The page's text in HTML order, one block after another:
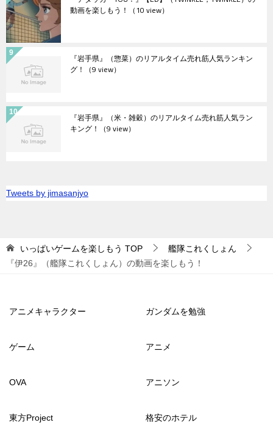
動画を楽しもう！ （10 view）
『岩手県』（惣菜）のリアルタイム売れ筋人気ランキン
グ！ （9 view）
『岩手県』（米・雑穀）のリアルタイム売れ筋人気ラン
キング！ （9 view）
Tweets by jimasanjyo
いっぱいゲームを楽しもう TOP
艦隊これくしょん
『伊26』（艦隊これくしょん）の動画を楽しもう！
アニメキャラクター ガンダムを勉強
ゲーム アニメ
OVA アニソン
東方Project 格安のホテル